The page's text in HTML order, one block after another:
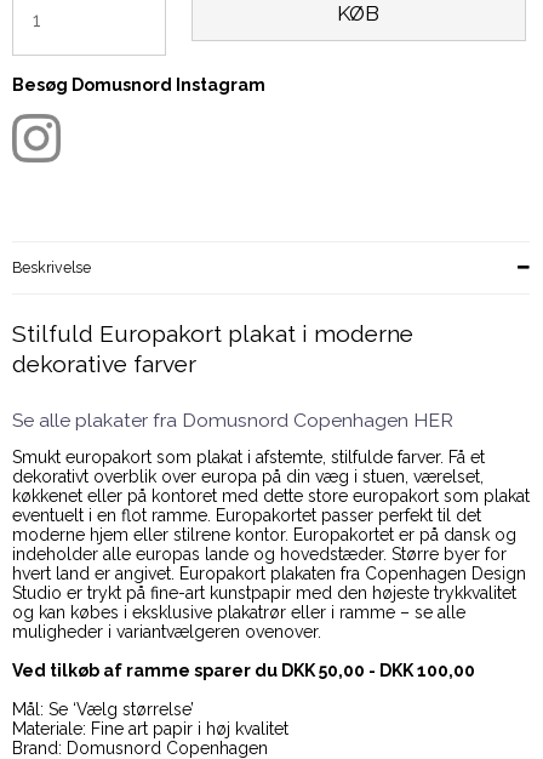
KØB
Besøg Domusnord Instagram
Beskrivelse
Stilfuld Europakort plakat i moderne
dekorative farver
Se alle plakater fra Domusnord Copenhagen HER
Smukt europakort som plakat i afstemte, stilfulde farver. Få et
dekorativt overblik over europa på din væg i stuen, værelset,
køkkenet eller på kontoret med dette store europakort som plakat
eventuelt i en flot ramme. Europakortet passer perfekt til det
moderne hjem eller stilrene kontor. Europakortet er på dansk og
indeholder alle europas lande og hovedstæder. Større byer for
hvert land er angivet. Europakort plakaten fra Copenhagen Design
Studio er trykt på fine-art kunstpapir med den højeste trykkvalitet
og kan købes i eksklusive plakatrør eller i ramme – se alle
muligheder i variantvælgeren ovenover.
Ved tilkøb af ramme sparer du DKK 50,00 - DKK 100,00
Mål: Se ‘Vælg størrelse’
Materiale: Fine art papir i høj kvalitet
Brand: Domusnord Copenhagen